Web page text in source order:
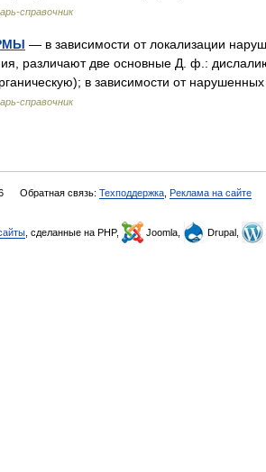
справочник
— в зависимости от локализации
различают две основные Д. ф.:
в зависимости от
справочник
Обратная связь: Техподдержка Реклама на сайте
, сделанные на PHP, Joomla, Drupal,